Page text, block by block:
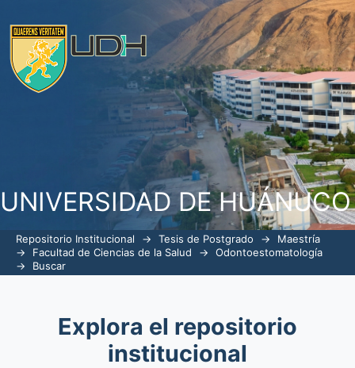
UNIVERSIDAD DE HUÁNUCO
Repositorio Institucional → Tesis de Postgrado →
Maestría
→
Facultad de Ciencias de la Salud →
Odontoestomatología
→
Buscar
Explora el repositorio
institucional